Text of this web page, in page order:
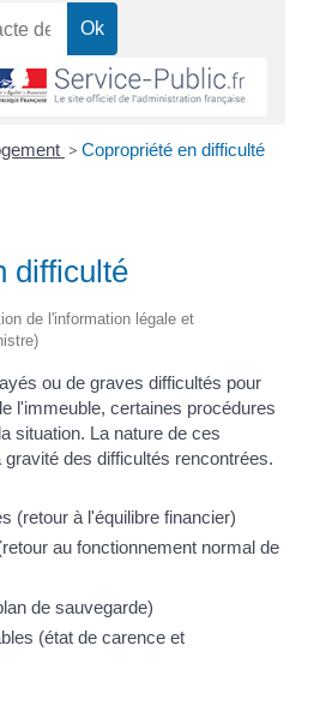
> Copropriété en difficulté
difficulté
de l'information légale et
ou de graves difficultés pour
l'immeuble, certaines procédures
situation. La nature de ces
des difficultés rencontrées.
(retour à l'équilibre financier)
au fonctionnement normal de
de sauvegarde)
(état de carence et